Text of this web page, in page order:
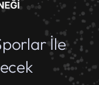
İle